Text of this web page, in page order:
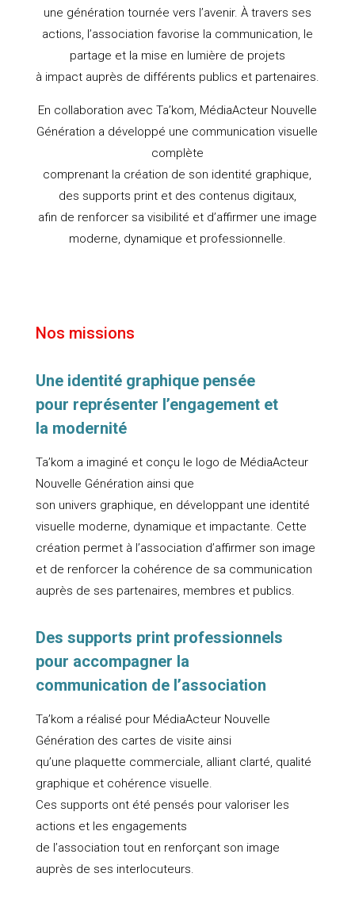
une génération tournée vers l’avenir. À travers ses
actions, l’association favorise la communication, le
partage et la mise en lumière de projets
à impact auprès de différents publics et partenaires.
En collaboration avec Ta’kom, MédiaActeur Nouvelle
Génération a développé une communication visuelle
complète
comprenant la création de son identité graphique,
des supports print et des contenus digitaux,
afin de renforcer sa visibilité et d’affirmer une image
moderne, dynamique et professionnelle.
Nos missions
Une identité graphique pensée
pour représenter l’engagement et
la modernité
Ta’kom a imaginé et conçu le logo de MédiaActeur
Nouvelle Génération ainsi que
son univers graphique, en développant une identité
visuelle moderne, dynamique et impactante. Cette
création permet à l’association d’affirmer son image
et de renforcer la cohérence de sa communication
auprès de ses partenaires, membres et publics.
Des supports print professionnels
pour accompagner la
communication de l’association
Ta’kom a réalisé pour MédiaActeur Nouvelle
Génération des cartes de visite ainsi
qu’une plaquette commerciale, alliant clarté, qualité
graphique et cohérence visuelle.
Ces supports ont été pensés pour valoriser les
actions et les engagements
de l’association tout en renforçant son image
auprès de ses interlocuteurs.